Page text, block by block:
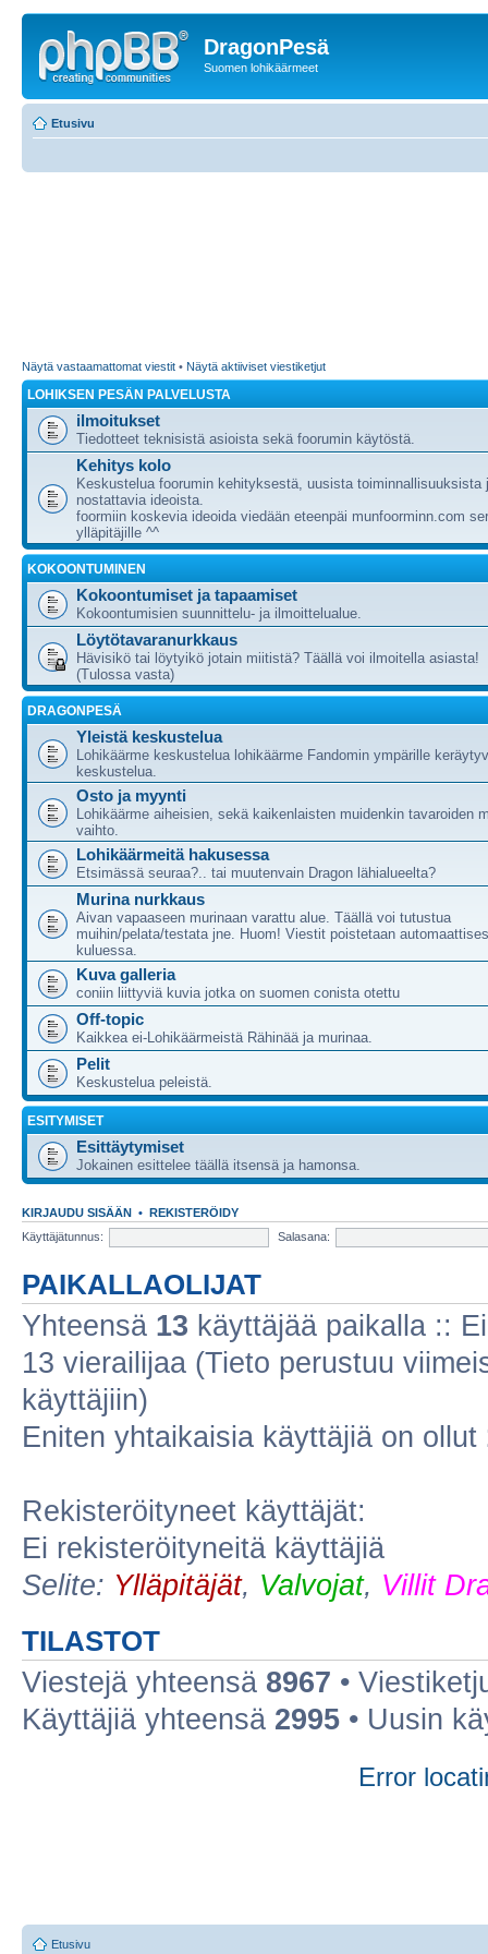
DragonPesä
Suomen lohikäärmeet
Etusivu
Näytä vastaamattomat viestit • Näytä aktiiviset viestiketjut
LOHIKSEN PESÄN PALVELUSTA
ilmoitukset
Tiedotteet teknisistä asioista sekä foorumin käytöstä.
Kehitys kolo
Keskustelua foorumin kehityksestä, uusista toiminnallisuuksista
nostattavia ideoista.
foormiin koskevia ideoida viedään eteenpäi munfoorminn.com
ylläpitäjille ^^
KOKOONTUMINEN
Kokoontumiset ja tapaamiset
Kokoontumisien suunnittelu- ja ilmoittelualue.
Löytötavaranurkkaus
Hävisikö tai löytyikö jotain miitistä? Täällä voi ilmoitella asiasta!
(Tulossa vasta)
DRAGONPESÄ
Yleistä keskustelua
Lohikäärme keskustelua lohikäärme Fandomin ympärille
keskustelua.
Osto ja myynti
Lohikäärme aiheisien, sekä kaikenlaisten muidenkin tavaroiden
vaihto.
Lohikäärmeitä hakusessa
Etsimässä seuraa?.. tai muutenvain Dragon lähialueelta?
Murina nurkkaus
Aivan vapaaseen murinaan varattu alue. Täällä voi tutustua
muihin/pelata/testata jne. Huom! Viestit poistetaan
kuluessa.
Kuva galleria
coniin liittyviä kuvia jotka on suomen conista otettu
Off-topic
Kaikkea ei-Lohikäärmeistä Rähinää ja murinaa.
Pelit
Keskustelua peleistä.
ESITYMISET
Esittäytymiset
Jokainen esittelee täällä itsensä ja hamonsa.
KIRJAUDU SISÄÄN • REKISTERÖIDY
Käyttäjätunnus:
Salasana:
PAIKALLAOLIJAT
Yhteensä 13 käyttäjää paikalla ::
13 vierailijaa (Tieto perustuu
käyttäjiin)
Eniten yhtaikaisia käyttäjiä on ollut
Rekisteröityneet käyttäjät:
Ei rekisteröityneitä käyttäjiä
Selite: Ylläpitäjät, Valvojat, Villit
TILASTOT
Viestejä yhteensä 8967 •
Käyttäjiä yhteensä 2995 • Uusin
Error
Etusivu